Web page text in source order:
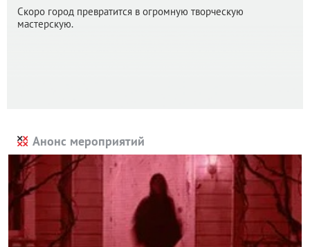
Скоро город превратится в огромную творческую
мастерскую.
Анонс мероприятий